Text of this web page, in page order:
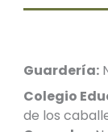
Guardería:
Colegio
de los